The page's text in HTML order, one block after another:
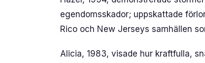
egendomsskador; uppskattade
Rico och New Jerseys samhällen
Alicia, 1983, visade hur kraftfulla,